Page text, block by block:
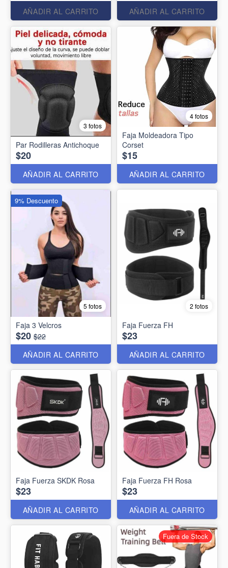
AÑADIR AL CARRITO
AÑADIR AL CARRITO
3 fotos
Par Rodilleras Antichoque
$20
AÑADIR AL CARRITO
4 fotos
Faja Moldeadora Tipo
Corset
$15
AÑADIR AL CARRITO
5 fotos
Faja 3 Velcros
$20 $22
AÑADIR AL CARRITO
9% Descuento
2 fotos
Faja Fuerza FH
$23
AÑADIR AL CARRITO
Faja Fuerza SKDK Rosa
$23
AÑADIR AL CARRITO
Faja Fuerza FH Rosa
$23
AÑADIR AL CARRITO
Fuera de Stock